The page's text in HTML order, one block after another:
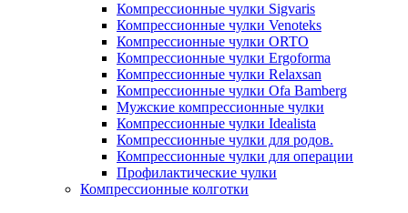
Компрессионные чулки Sigvaris
Компрессионные чулки Venoteks
Компрессионные чулки ORTO
Компрессионные чулки Ergoforma
Компрессионные чулки Relaxsan
Компрессионные чулки Ofa Bamberg
Мужские компрессионные чулки
Компрессионные чулки Idealista
Компрессионные чулки для родов.
Компрессионные чулки для операции
Профилактические чулки
Компрессионные колготки